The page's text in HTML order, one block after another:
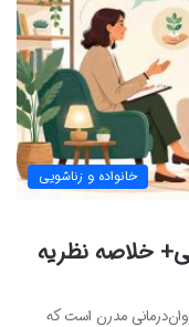
خانواده و زناشویی
خلاصه نظریه
روان‌درمانی مدرن است که